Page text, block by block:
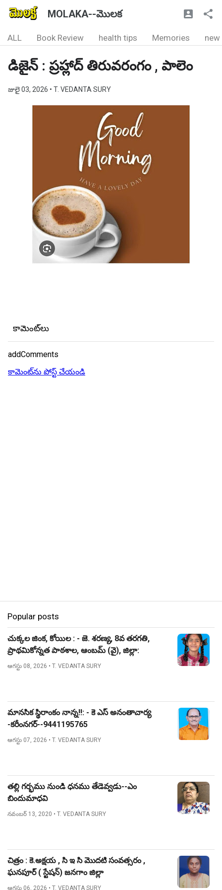
MOLAKA--మొలక
ALL Book Review health tips Memories new
డిజైన్ : ప్రహ్లాద్ తిరువరంగం , పాలెం
జులై 03, 2026 • T. VEDANTA SURY
కామెంట్‌లు
addComments
కామెంట్‌ను పోస్ట్ చేయండి
Popular posts
చుక్కల జింక, కోయిల : - జె. శరణ్య, 8వ తరగతి,
ప్రాథమికోన్నత పాఠశాల, ఆంబమ్ (వై), జిల్లా:
నిజామాబాద్.
ఆగస్టు 08, 2026 • T. VEDANTA SURY
మానసిక స్థిరాంకం నాన్న!!: - కె ఎస్ అనంతాచార్య
-కరీంనగర్--9441195765
ఆగస్టు 07, 2026 • T. VEDANTA SURY
తల్లి గర్భము నుండి ధనము తేడెవ్వడు--ఎం
బిందుమాధవి
నవంబర్ 13, 2020 • T. VEDANTA SURY
చిత్రం : కె.అక్షయ , సి ఇ సి మొదటి సంవత్సరం ,
ఘనపూర్ ( స్టేషన్) జనగాం జిల్లా
ఆగస్టు 06, 2026 • T. VEDANTA SURY